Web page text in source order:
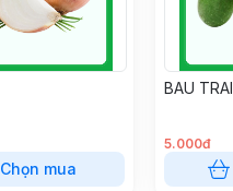
Chọn mua
BAU TRAI
5.000đ